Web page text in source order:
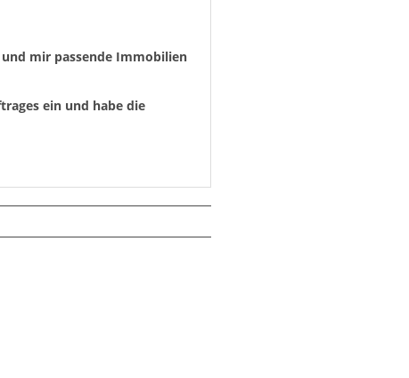
mir passende Immobilien
ein und habe die